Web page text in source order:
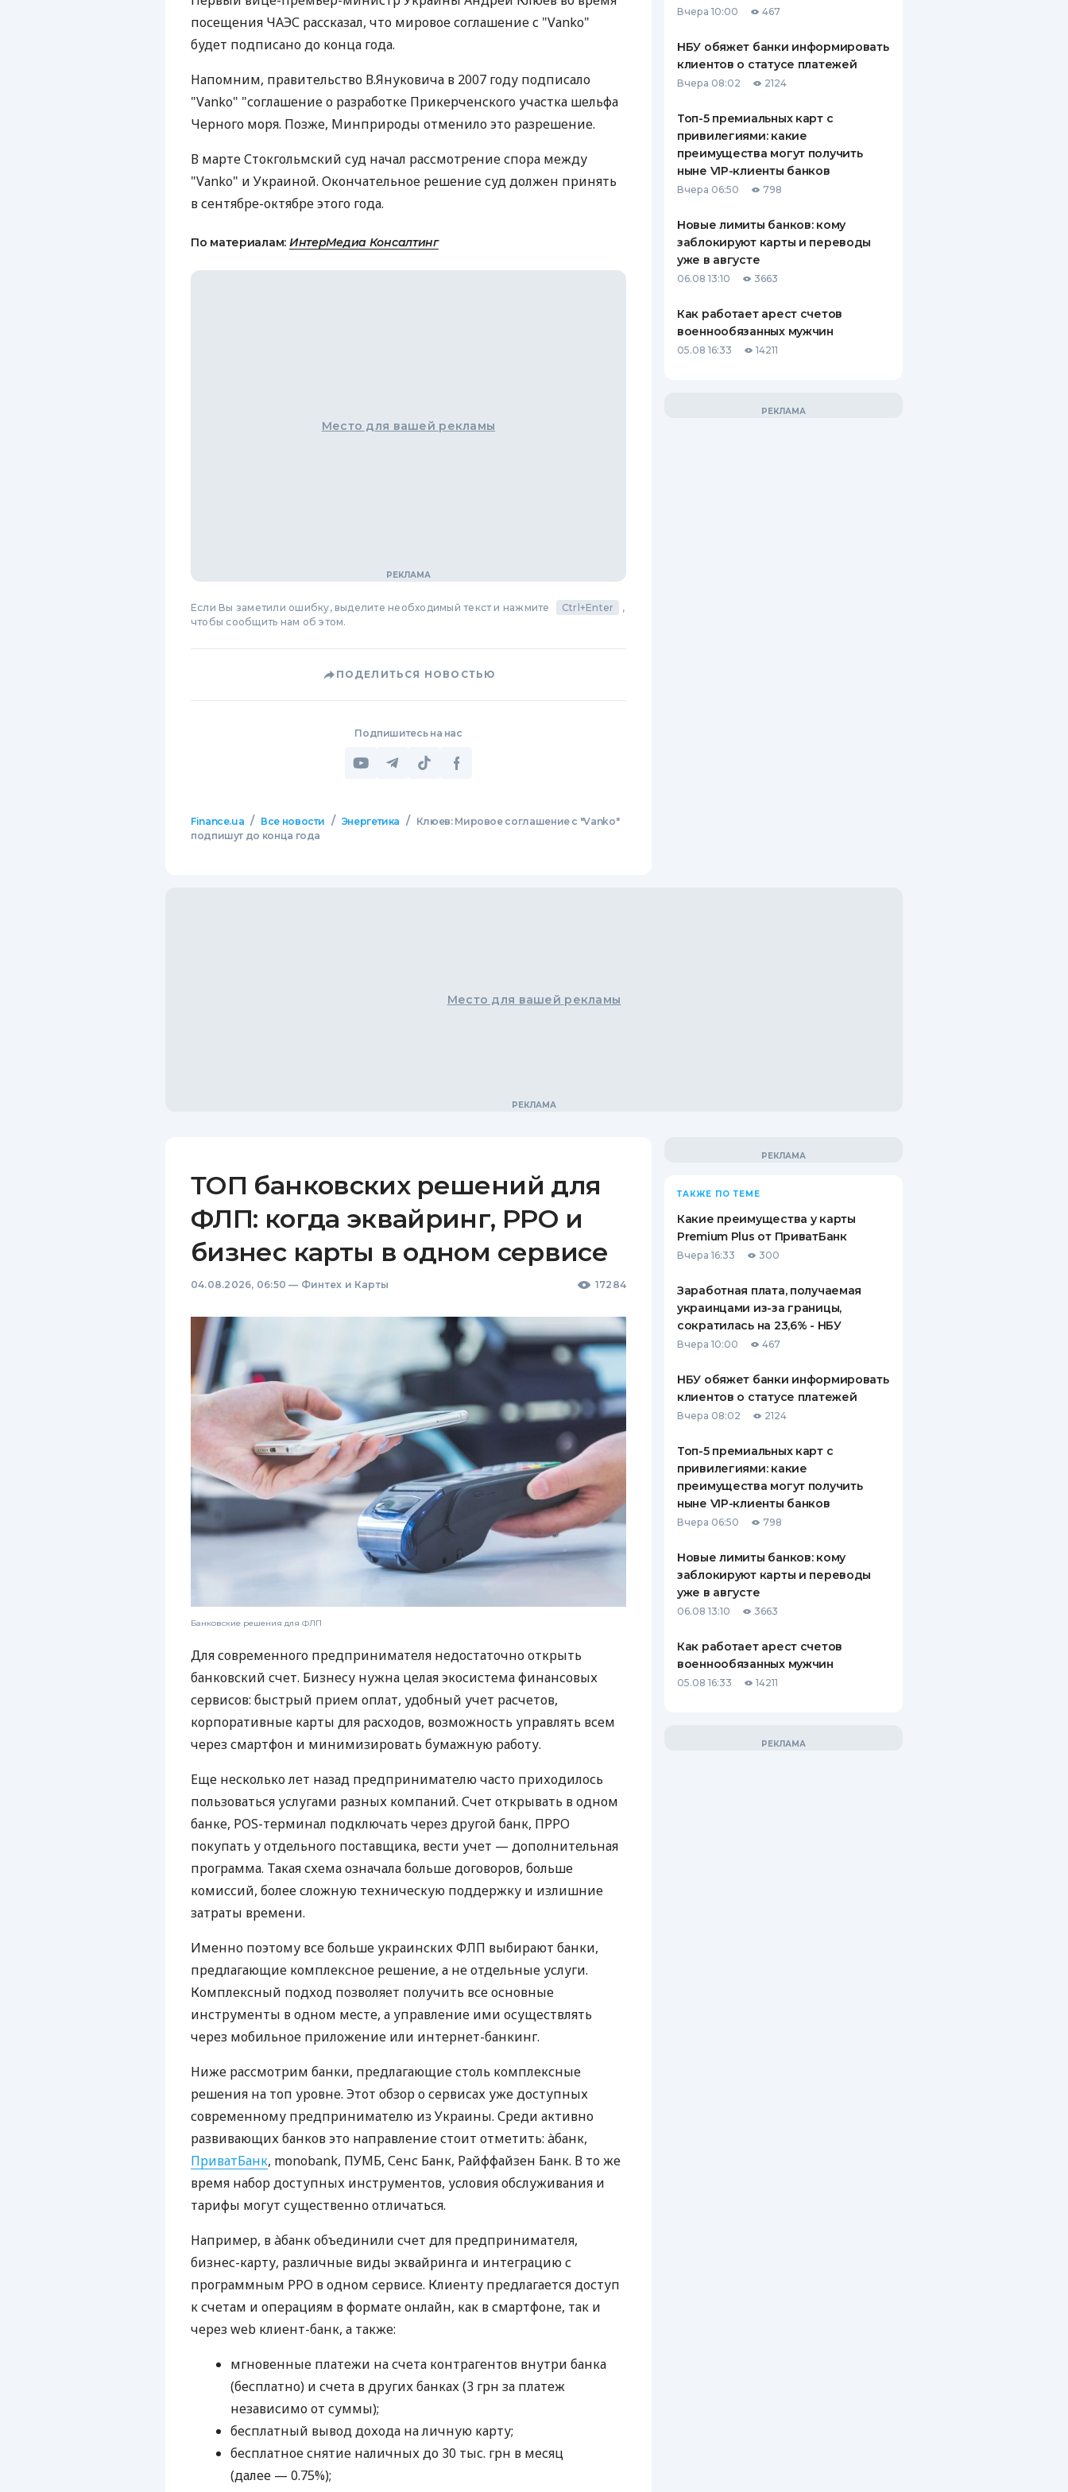
ЕЖЕМЕСЯЧНЫЙ ОБЗОР
БАНКОВСКИМ КАРТАМ
СТРАХОВАНИЮ
ВСЕ СТРАХОВЫЕ ПОЛИСЫ
ОТЗЫВЫ О СТРАХОВЫХ
КОМПАНИЯХ
посещения ЧАЭС рассказал, что мировое соглашение с "Vаnko"
будет подписано до конца года.
Напомним, правительство В.Януковича в 2007 году подписало
"Vаnko" "соглашение о разработке Прикерченского участка шельфа
Черного моря. Позже, Минприроды отменило это разрешение.
В марте Стокгольмский суд начал рассмотрение спора между
"Vаnko" и Украиной. Окончательное решение суд должен принять
в сентябре-октябре этого года.
По материалам: ИнтерМедиа Консалтинг
Место для вашей рекламы
Если Вы заметили ошибку, выделите необходимый текст и нажмите Ctrl+Enter
,
чтобы сообщить нам об этом.
ПОДЕЛИТЬСЯ НОВОСТЬЮ
Подпишитесь на нас
Finance.ua / Все новости / Энергетика /
Клюев: Мировое соглашение с "Vаnko"
подпишут до конца года
Вчера 10:00 467
НБУ обяжет банки информировать
клиентов о статусе платежей
Вчера 08:02 2124
Топ-5 премиальных карт с
привилегиями: какие
преимущества могут получить
ныне VIP-клиенты банков
Вчера 06:50 798
Новые лимиты банков: кому
заблокируют карты и переводы
уже в августе
06.08 13:10 3663
Как работает арест счетов
военнообязанных мужчин
05.08 16:33 14211
Место для вашей рекламы
ТОП банковских решений для
ФЛП: когда эквайринг, РРО и
бизнес карты в одном сервисе
04.08.2026, 06:50 — Финтех и Карты 17284
Банковские решения для ФЛП
Для современного предпринимателя недостаточно открыть
банковский счет. Бизнесу нужна целая экосистема финансовых
сервисов: быстрый прием оплат, удобный учет расчетов,
корпоративные карты для расходов, возможность управлять всем
через смартфон и минимизировать бумажную работу.
Еще несколько лет назад предпринимателю часто приходилось
пользоваться услугами разных компаний. Счет открывать в одном
банке, POS-терминал подключать через другой банк, ПРРО
покупать у отдельного поставщика, вести учет — дополнительная
программа. Такая схема означала больше договоров, больше
комиссий, более сложную техническую поддержку и излишние
затраты времени.
Именно поэтому все больше украинских ФЛП выбирают банки,
предлагающие комплексное решение, а не отдельные услуги.
Комплексный подход позволяет получить все основные
инструменты в одном месте, а управление ими осуществлять
через мобильное приложение или интернет-банкинг.
Ниже рассмотрим банки, предлагающие столь комплексные
решения на топ уровне. Этот обзор о сервисах уже доступных
современному предпринимателю из Украины. Среди активно
развивающих банков это направление стоит отметить: àбанк,
ПриватБанк, monobank, ПУМБ, Сенс Банк, Райффайзен Банк. В то же
время набор доступных инструментов, условия обслуживания и
тарифы могут существенно отличаться.
Например, в àбанк объединили счет для предпринимателя,
бизнес-карту, различные виды эквайринга и интеграцию с
программным РРО в одном сервисе. Клиенту предлагается доступ
к счетам и операциям в формате онлайн, как в смартфоне, так и
через web клиент-банк, а также:
мгновенные платежи на счета контрагентов внутри банка
(бесплатно) и счета в других банках (3 грн за платеж
независимо от суммы);
бесплатный вывод дохода на личную карту;
бесплатное снятие наличных до 30 тыс. грн в месяц
(далее — 0.75%);
ТАКЖЕ ПО ТЕМЕ
Какие преимущества у карты
Premium Plus от ПриватБанк
Вчера 16:33 300
Заработная плата, получаемая
украинцами из-за границы,
сократилась на 23,6% - НБУ
Вчера 10:00 467
НБУ обяжет банки информировать
клиентов о статусе платежей
Вчера 08:02 2124
Топ-5 премиальных карт с
привилегиями: какие
преимущества могут получить
ныне VIP-клиенты банков
Вчера 06:50 798
Новые лимиты банков: кому
заблокируют карты и переводы
уже в августе
06.08 13:10 3663
Как работает арест счетов
военнообязанных мужчин
05.08 16:33 14211